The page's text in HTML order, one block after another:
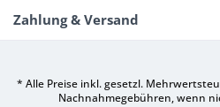
Zahlung & Versand
* Alle Preise inkl. gesetzl.
Nachnahmegebühren, wenn